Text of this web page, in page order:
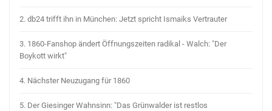
2. db24 trifft ihn in München: Jetzt spricht Ismaiks Vertrauter
3. 1860-Fanshop ändert Öffnungszeiten radikal - Walch: "Der
Boykott wirkt"
4. Nächster Neuzugang für 1860
5. Der Giesinger Wahnsinn: "Das Grünwalder ist restlos